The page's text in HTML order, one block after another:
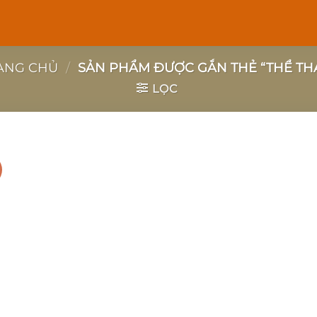
CHỦ / SẢN PHẨM ĐƯỢC GẮN THẺ “THỂ
LỌC